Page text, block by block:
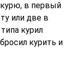
курю, в первый
или две в
курил
курить и